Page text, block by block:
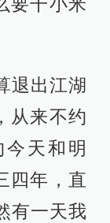
退出江湖
从来不约
天和明
四年，直
有一天我